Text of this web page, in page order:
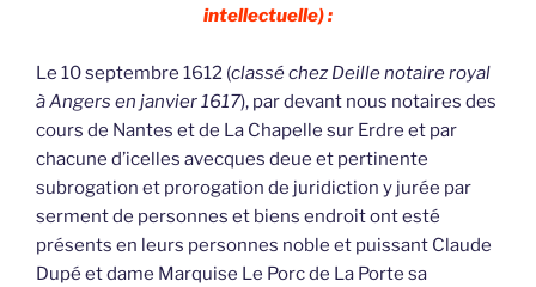
intellectuelle) :
Le 10 septembre 1612 (classé chez Deille notaire royal
à Angers en janvier 1617), par devant nous notaires des
cours de Nantes et de La Chapelle sur Erdre et par
chacune d’icelles avecques deue et pertinente
subrogation et prorogation de juridiction y jurée par
serment de personnes et biens endroit ont esté
présents en leurs personnes noble et puissant Claude
Dupé et dame Marquise Le Porc de La Porte sa